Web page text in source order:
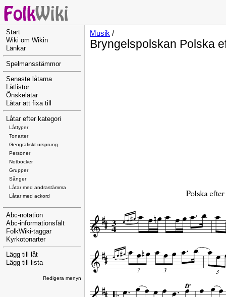
Start
Wiki om Wikin
Länkar
Spelmansstämmor
Senaste låtarna
Låtlistor
Önskelåtar
Låtar att fixa till
Låtar efter kategori
Låttyper
Tonarter
Geografiskt ursprung
Personer
Notböcker
Grupper
Sånger
Låtar med andrastämma
Låtar med ackord
Abc-notation
Abc-informationsfält
FolkWiki-taggar
Kyrkotonarter
Lägg till låt
Lägg till lista
Redigera menyn
Musik /
Bryngelspolskan Polska